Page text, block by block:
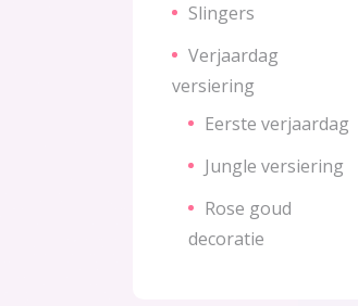
Slingers
Verjaardag
versiering
Eerste verjaardag
Jungle versiering
Rose goud
decoratie